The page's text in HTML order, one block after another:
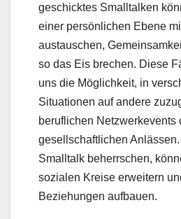
geschicktes Smalltalken
einer persönlichen Ebene
austauschen,
so das Eis brechen. Diese
uns die Möglichkeit, in
Situationen auf andere
beruflichen Netzwerkevents
gesellschaftlichen
Smalltalk beherrschen,
sozialen Kreise erweitern
Beziehungen aufbauen.